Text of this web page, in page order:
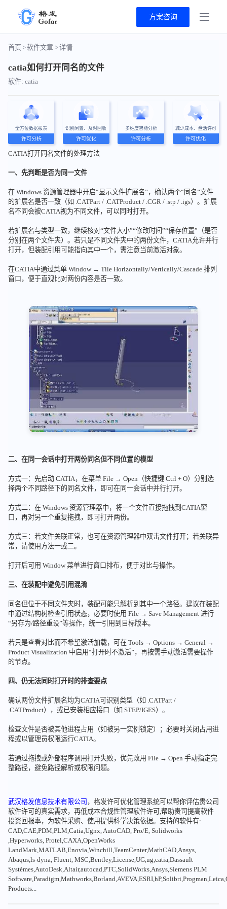
方案咨询
首页>软件文章 >详情
catia如何打开同名的文件
软件: catia
全方位数据报表
许可分析
识别闲置、及时回收
许可优化
多维度智能分析
许可分析
减少成本、盘活许可
许可优化
CATIA打开同名文件的处理方法
一、先判断是否为同一文件
在 Windows 资源管理器中开启“显示文件扩展名”，确认两个“同名”文件
的扩展名是否一致（如 .CATPart / .CATProduct / .CGR / .stp / .igs）。扩展
名不同会被CATIA视为不同文件，可以同时打开。
若扩展名与类型一致，继续核对“文件大小”“修改时间”“保存位置”（是否
分别在两个文件夹）。若只是不同文件夹中的两份文件，CATIA允许并行
打开，但装配引用可能指向其中一个，需注意当前激活对象。
在CATIA中通过菜单 Window → Tile Horizontally/Vertically/Cascade 排列
窗口，便于直观比对两份内容是否一致。
二、在同一会话中打开两份同名但不同位置的模型
方式一：先启动 CATIA，在菜单 File → Open（快捷键 Ctrl + O）分别选
择两个不同路径下的同名文件，即可在同一会话中并行打开。
方式二：在 Windows 资源管理器中，将一个文件直接拖拽到CATIA窗
口，再对另一个重复拖拽，即可打开两份。
方式三：若文件关联正常，也可在资源管理器中双击文件打开；若关联异
常，请使用方法一或二。
打开后可用 Window 菜单进行窗口排布，便于对比与操作。
三、在装配中避免引用混淆
同名但位于不同文件夹时，装配可能只解析到其中一个路径。建议在装配
中通过结构树检查引用状态，必要时使用 File → Save Management 进行
“另存为/路径重设”等操作，统一引用到目标版本。
若只是查看对比而不希望激活加载，可在 Tools → Options → General →
Product Visualization 中启用“打开时不激活”，再按需手动激活需要操作
的节点。
四、仍无法同时打开时的排查要点
确认两份文件扩展名均为CATIA可识别类型（如 .CATPart /
.CATProduct），或已安装相应接口（如 STEP/IGES）。
检查文件是否被其他进程占用（如被另一实例锁定）；必要时关闭占用进
程或以管理员权限运行CATIA。
若通过拖拽或外部程序调用打开失败，优先改用 File → Open 手动指定完
整路径，避免路径解析或权限问题。
武汉格发信息技术有限公司 ，格发许可优化管理系统可以帮你评估贵公司
软件许可的真实需求，再低成本合规性管理软件许可,帮助贵司提高软件
投资回报率，为软件采购、使用提供科学决策依据。支持的软件有:
CAD,CAE,PDM,PLM,Catia,Ugnx, AutoCAD, Pro/E, Solidworks
,Hyperworks, Protel,CAXA,OpenWorks
LandMark,MATLAB,Enovia,Winchill,TeamCenter,MathCAD,Ansys,
Abaqus,ls-dyna, Fluent, MSC,Bentley,License,UG,ug,catia,Dassault
Systèmes,AutoDesk,Altair,autocad,PTC,SolidWorks,Ansys,Siemens PLM
Products...